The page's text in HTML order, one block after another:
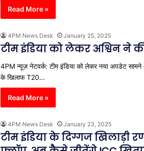
Read More »
4PM News Desk January 25, 2025
टीम इंडिया को लेकर अश्विन ने
4PM न्यूज़ नेटवर्क: टीम इंडिया को लेकर नया अपडेट सामने
के खिलाफ T20…
Read More »
4PM News Desk January 23, 2025
टीम इंडिया के दिग्गज खिलाड़ी